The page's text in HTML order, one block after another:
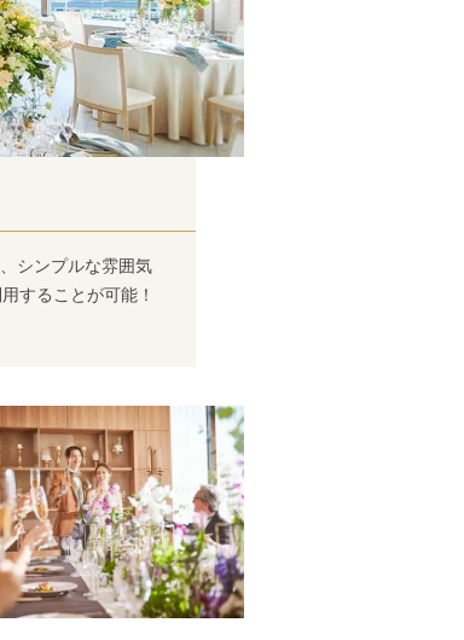
シンプルな雰囲気
することが可能！